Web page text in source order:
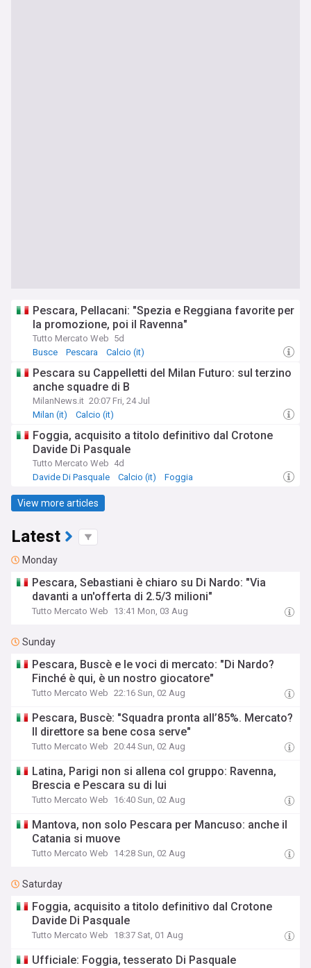
Pescara, Pellacani: "Spezia e Reggiana favorite per
la promozione, poi il Ravenna"
Tutto Mercato Web 5d
Busce
Pescara Calcio (it)
Pescara su Cappelletti del Milan Futuro: sul terzino
anche squadre di B
MilanNews.it 20:07 Fri, 24 Jul
Milan (it)
Calcio (it)
Foggia, acquisito a titolo definitivo dal Crotone
Davide Di Pasquale
Tutto Mercato Web 4d
Davide Di Pasquale
Calcio (it) Foggia
View more articles
Latest
Monday
Pescara, Sebastiani è chiaro su Di Nardo: "Via
davanti a un'offerta di 2.5/3 milioni"
Tutto Mercato Web 13:41 Mon, 03 Aug
Sunday
Pescara, Buscè e le voci di mercato: "Di Nardo?
Finché è qui, è un nostro giocatore"
Tutto Mercato Web 22:16 Sun, 02 Aug
Pescara, Buscè: "Squadra pronta all’85%. Mercato?
Il direttore sa bene cosa serve"
Tutto Mercato Web 20:44 Sun, 02 Aug
Latina, Parigi non si allena col gruppo: Ravenna,
Brescia e Pescara su di lui
Tutto Mercato Web 16:40 Sun, 02 Aug
Mantova, non solo Pescara per Mancuso: anche il
Catania si muove
Tutto Mercato Web 14:28 Sun, 02 Aug
Saturday
Foggia, acquisito a titolo definitivo dal Crotone
Davide Di Pasquale
Tutto Mercato Web 18:37 Sat, 01 Aug
Ufficiale: Foggia, tesserato Di Pasquale